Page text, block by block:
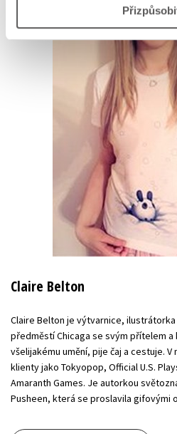
Claire Belton
Claire Belton je výtvarnice,
předměstí Chicaga se svým přítelem a
všelijakému umění, pije čaj a cestuje.
klienty jako Tokyopop, Official U.S.
Amaranth Games. Je autorkou
Pusheen, která se proslavila gifovými